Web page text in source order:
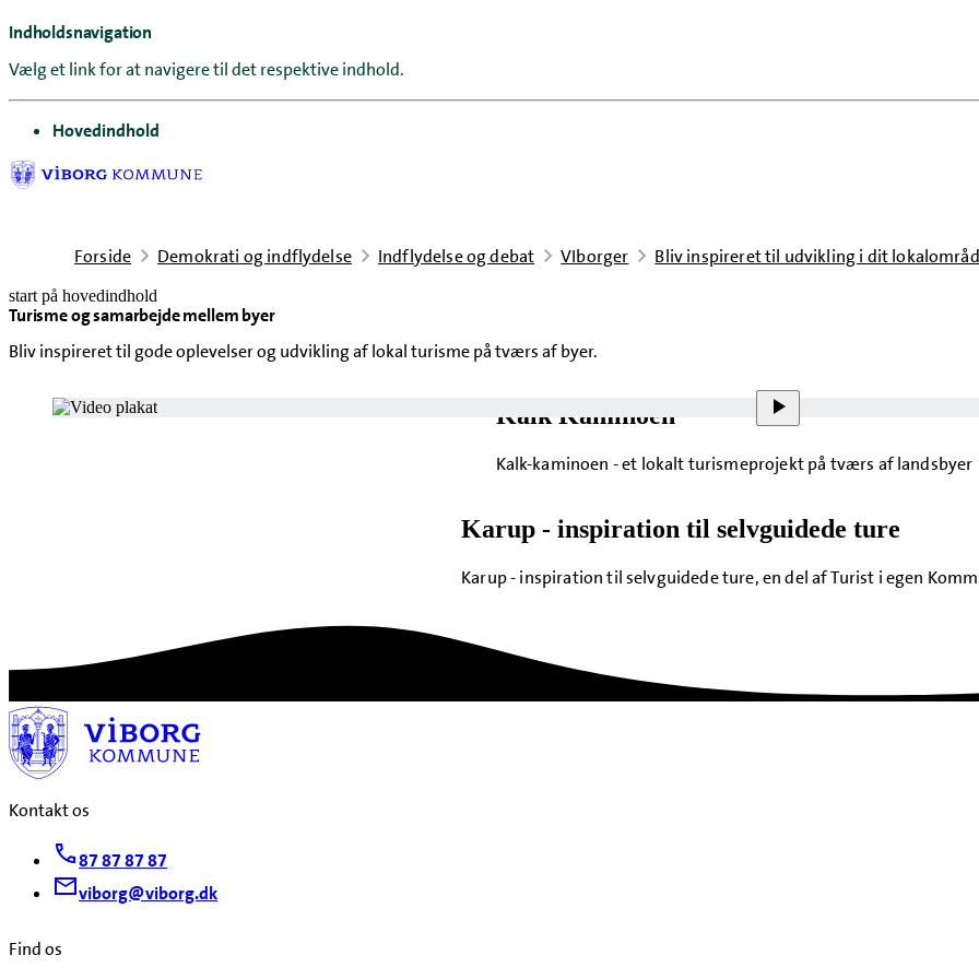
Indholdsnavigation
Vælg et link for at navigere til det respektive indhold.
gå til
Hovedindhold
Forside Demokrati og indflydelse Indflydelse og debat VIborger Bliv inspireret til udvikling i dit
start på hovedindhold
Turisme og samarbejde mellem byer
Bliv inspireret til gode oplevelser og udvikling af lokal turisme på tværs af byer.
senest opdateret 13. januar 2025
Kalk Kaminoen
Kalk-kaminoen - et lokalt turismeprojekt på tværs af landsbyer
Karup - inspiration til selvguidede ture
Karup - inspiration til selvguidede ture, en del af Turist i egen
Kontakt os
87 87 87 87
viborg@viborg.dk
Find os